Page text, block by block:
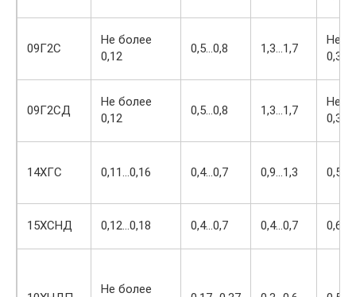
09Г2С
Не более
0,12
0,5…0,8 1,3…1,7
Не
0,30
09Г2СД
Не более
0,12
0,5…0,8 1,3…1,7
Не
0,30
14ХГС 0,11…0,16 0,4…0,7 0,9…1,3
15ХСНД 0,12…0,18 0,4…0,7 0,4…0,7
Не более